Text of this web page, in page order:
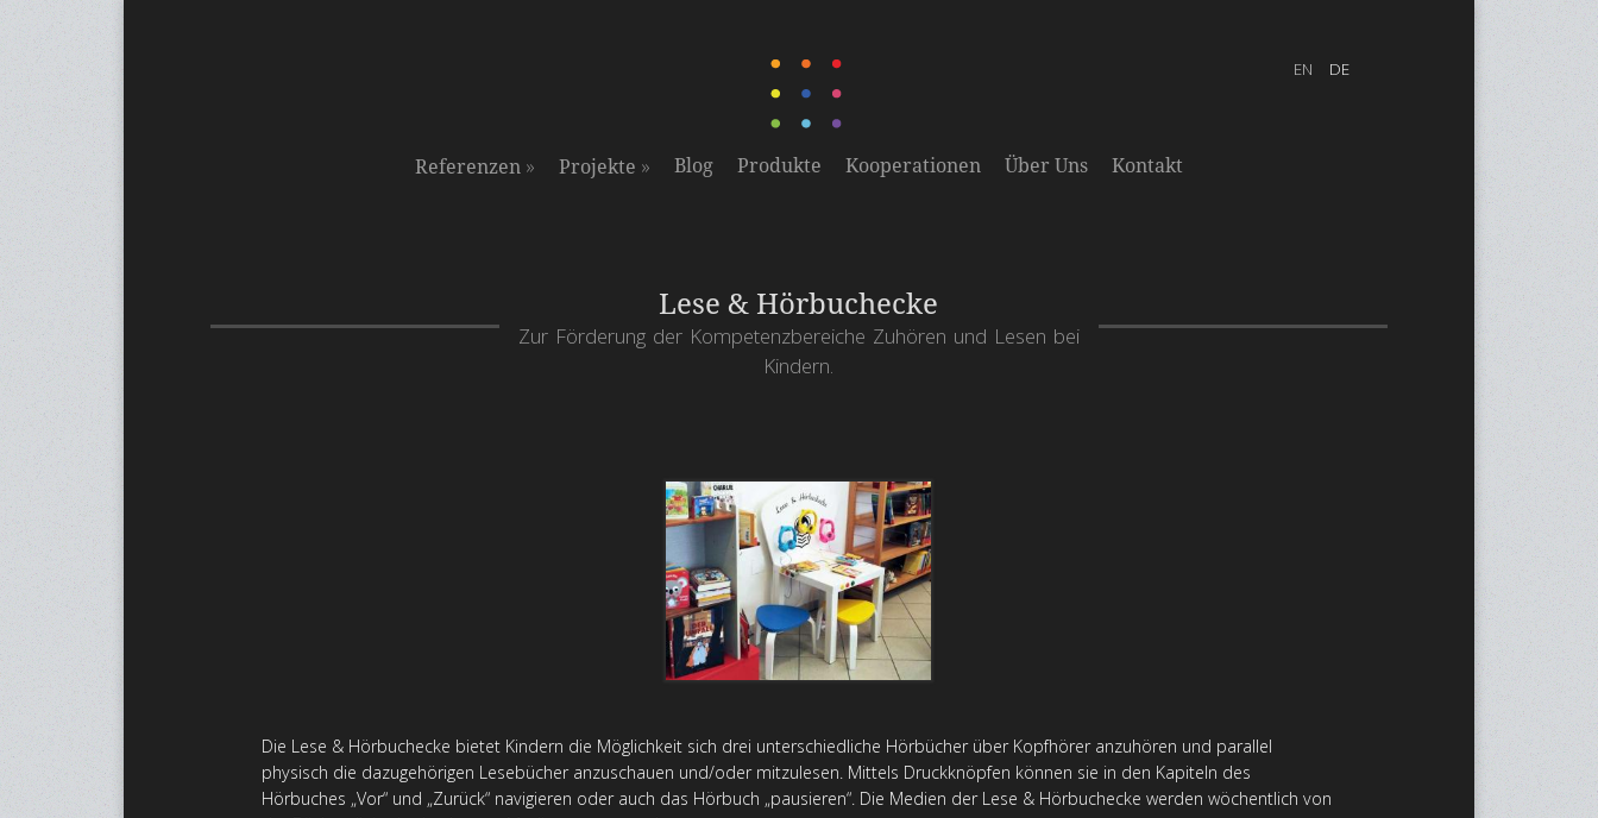
Referenzen » Projekte » Blog Produkte Kooperationen Über Uns Kontakt
Lese & Hörbuchecke
Zur Förderung der Kompetenzbereiche Zuhören und Lesen bei
Kindern.
Die Lese & Hörbuchecke bietet Kindern die Möglichkeit sich drei unterschiedliche Hörbücher über Kopfhörer anzuhören und parallel
physisch die dazugehörigen Lesebücher anzuschauen und/oder mitzulesen. Mittels Druckknöpfen können sie in den Kapiteln des
Hörbuches „Vor“ und „Zurück“ navigieren oder auch das Hörbuch „pausieren“. Die Medien der Lese & Hörbuchecke werden wöchentlich von